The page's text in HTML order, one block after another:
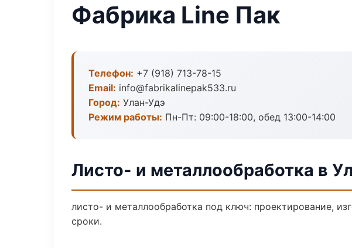
Фабрика Line Пак
Телефон: +7 (918) 713-78-15
Email: info@fabrikalinepak533.ru
Город: Улан-Удэ
Режим работы: Пн-Пт: 09:00-18:00, обед 13:00-14:00
Листо- и металлообработка в
листо- и металлообработка под ключ: проектирование,
сроки.